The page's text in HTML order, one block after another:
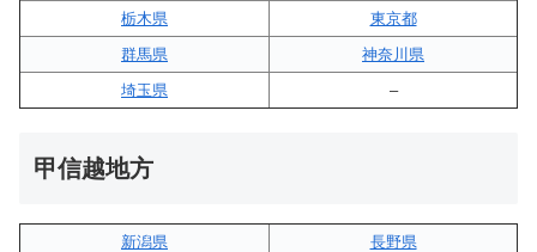
栃木県
東京都
群馬県
神奈川県
埼玉県
–
甲信越地方
新潟県
長野県